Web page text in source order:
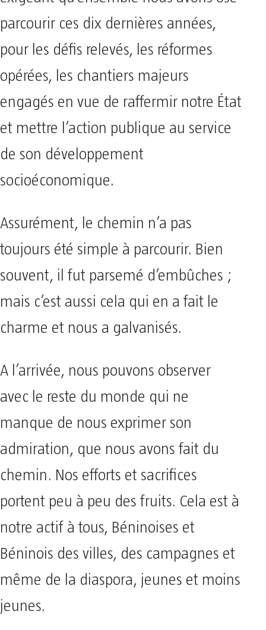
parcourir ces dix dernières années,
pour les défis relevés, les réformes
opérées, les chantiers majeurs
engagés en vue de raffermir notre État
et mettre l’action publique au service
de son développement
socioéconomique.
Assurément, le chemin n’a pas
toujours été simple à parcourir. Bien
souvent, il fut parsemé d’embûches ;
mais c’est aussi cela qui en a fait le
charme et nous a galvanisés.
A l’arrivée, nous pouvons observer
avec le reste du monde qui ne
manque de nous exprimer son
admiration, que nous avons fait du
chemin. Nos efforts et sacrifices
portent peu à peu des fruits. Cela est à
notre actif à tous, Béninoises et
Béninois des villes, des campagnes et
même de la diaspora, jeunes et moins
jeunes.